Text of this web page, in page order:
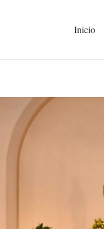
Inicio